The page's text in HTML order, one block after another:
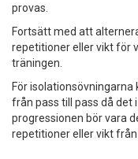
provas.
Fortsätt med att
repetitioner eller vikt för
träningen.
För
från pass till pass då det
progressionen bör vara
repetitioner eller vikt från